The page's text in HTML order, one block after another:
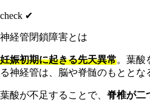
check ✔︎
神経管閉鎖障害とは
妊娠初期に起きる先天異常。葉酸
る神経管は、脳や脊髄のもととな
葉酸が不足することで、脊椎が二